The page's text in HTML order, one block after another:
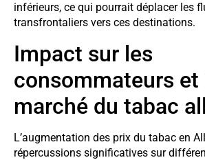
inférieurs, ce qui pourrait déplacer les
transfrontaliers vers ces destinations.
Impact sur les
consommateurs et
marché du tabac
L’augmentation des prix du tabac en
répercussions significatives sur